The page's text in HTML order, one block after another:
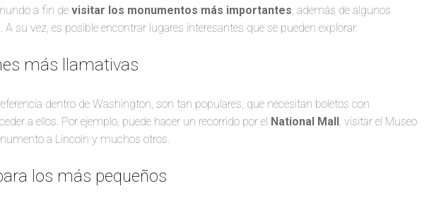
a fin de visitar los monumentos más importantes , además de algunos
su vez, es posible encontrar lugares interesantes que se pueden explorar.
más llamativas
dentro de Washington, son tan populares, que necesitan boletos con
a ellos. Por ejemplo, puede hacer un recorrido por el National Mall , visitar el Museo
a Lincoln y muchos otros.
los más pequeños